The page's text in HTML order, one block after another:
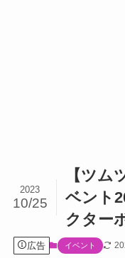
【ツム
ベント
クター
2023
10/25
広告 イベント